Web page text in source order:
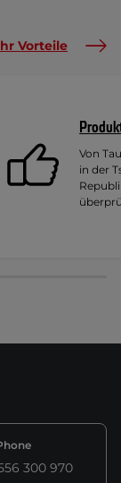
Vorteile
Von
in der
300 970